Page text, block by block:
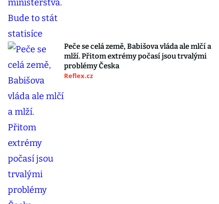
Peče se celá země, Babišova vláda ale mlčí a
mlží. Přitom extrémy počasí jsou trvalými
problémy Česka
Reflex.cz